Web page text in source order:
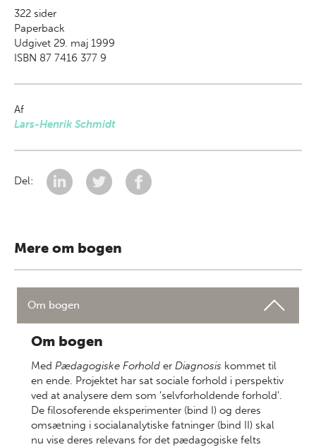
322 sider
Paperback
Udgivet 29. maj 1999
ISBN 87 7416 377 9
Af
Lars-Henrik Schmidt
Del:
Mere om bogen
Om bogen
Om bogen
Med Pædagogiske Forhold er Diagnosis kommet til
en ende. Projektet har sat sociale forhold i perspektiv
ved at analysere dem som 'selvforholdende forhold'.
De filosoferende eksperimenter (bind I) og deres
omsætning i socialanalytiske fatninger (bind II) skal
nu vise deres relevans for det pædagogiske felts